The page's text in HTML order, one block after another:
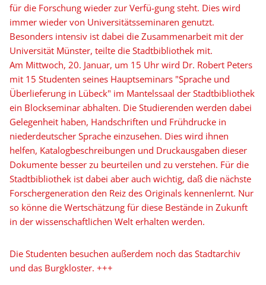
für die Forschung wieder zur Verfü-gung steht. Dies wird
immer wieder von Universitätsseminaren genutzt.
Besonders intensiv ist dabei die Zusammenarbeit mit der
Universität Münster, teilte die Stadtbibliothek mit.
Am Mittwoch, 20. Januar, um 15 Uhr wird Dr. Robert Peters
mit 15 Studenten seines Hauptseminars "Sprache und
Überlieferung in Lübeck" im Mantelssaal der Stadtbibliothek
ein Blockseminar abhalten. Die Studierenden werden dabei
Gelegenheit haben, Handschriften und Frühdrucke in
niederdeutscher Sprache einzusehen. Dies wird ihnen
helfen, Katalogbeschreibungen und Druckausgaben dieser
Dokumente besser zu beurteilen und zu verstehen. Für die
Stadtbibliothek ist dabei aber auch wichtig, daß die nächste
Forschergeneration den Reiz des Originals kennenlernt. Nur
so könne die Wertschätzung für diese Bestände in Zukunft
in der wissenschaftlichen Welt erhalten werden.
Die Studenten besuchen außerdem noch das Stadtarchiv
und das Burgkloster. +++